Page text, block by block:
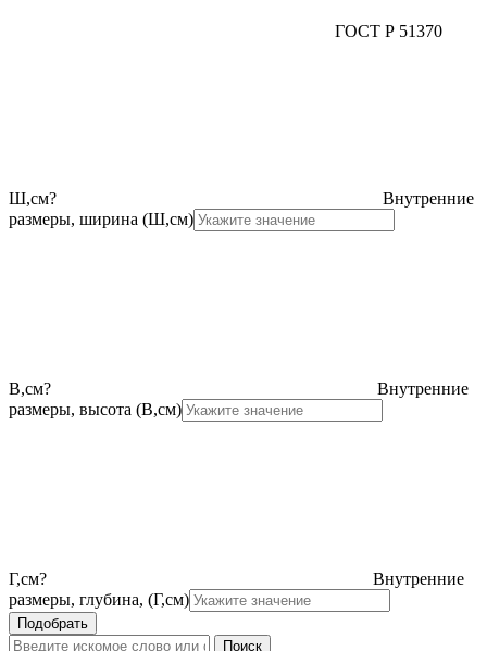
ГОСТ Р 51370
Ш,см?
Внутренние
размеры, ширина (Ш,см)
В,см?
Внутренние
размеры, высота (В,см)
Г,см?
Внутренние
размеры, глубина, (Г,см)